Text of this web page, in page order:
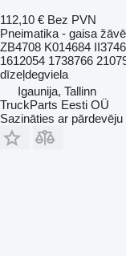
112,10 € Bez PVN
Pneimatika - gaisa
ZB4708 K014684
1612054 1738766
dīzeļdegviela
Igaunija, Tallinn
TruckParts Eesti OÜ
Sazināties ar pārdevēju